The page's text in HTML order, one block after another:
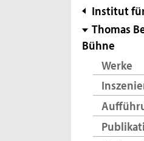
Institut
Thomas
Bühne
Werke